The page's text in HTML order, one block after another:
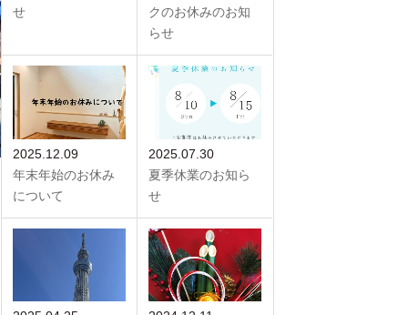
せ
クのお休みのお知
らせ
2025.12.09
年末年始のお休み
について
2025.07.30
夏季休業のお知ら
せ